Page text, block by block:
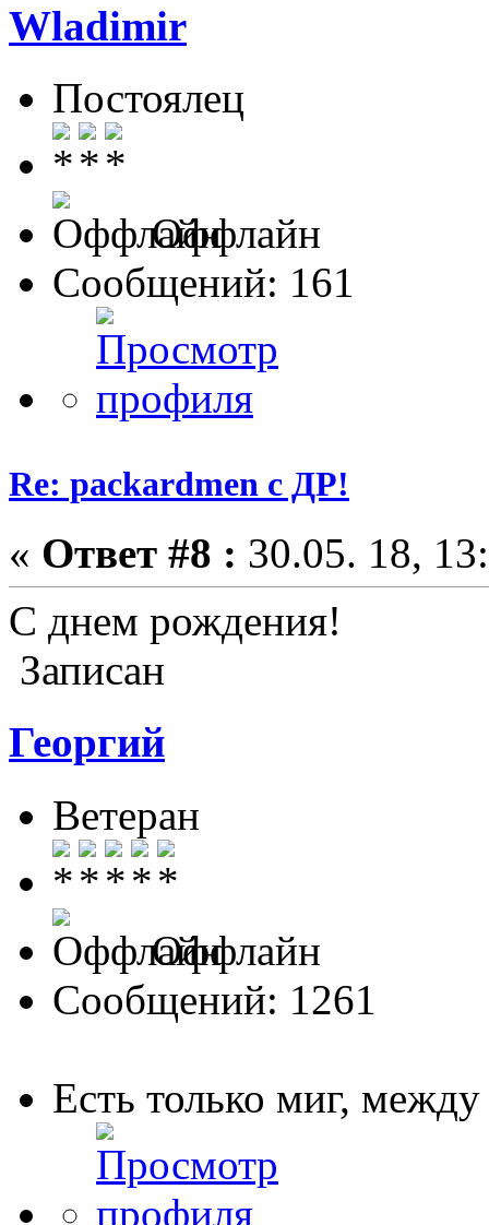
Wladimir
Постоялец
Оффлайн
Сообщений: 161
Re: packardmen с ДР!
« Ответ #8 : 30.05. 18,
С днем рождения!
Записан
Георгий
Ветеран
Оффлайн
Сообщений: 1261
Есть только миг,